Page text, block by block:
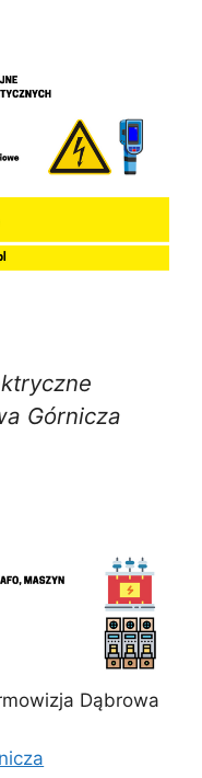
Górnicza
Dąbrowa